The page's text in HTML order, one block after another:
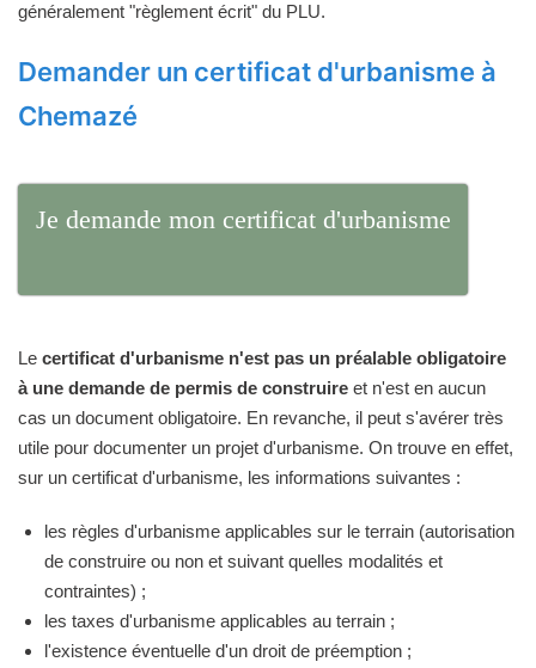
généralement "règlement écrit" du PLU.
Demander un certificat d'urbanisme à
Chemazé
Je demande mon certificat d'urbanisme
Le certificat d'urbanisme n'est pas un préalable obligatoire
à une demande de permis de construire et n'est en aucun
cas un document obligatoire. En revanche, il peut s'avérer très
utile pour documenter un projet d'urbanisme. On trouve en effet,
sur un certificat d'urbanisme, les informations suivantes :
les règles d'urbanisme applicables sur le terrain (autorisation
de construire ou non et suivant quelles modalités et
contraintes) ;
les taxes d'urbanisme applicables au terrain ;
l'existence éventuelle d'un droit de préemption ;